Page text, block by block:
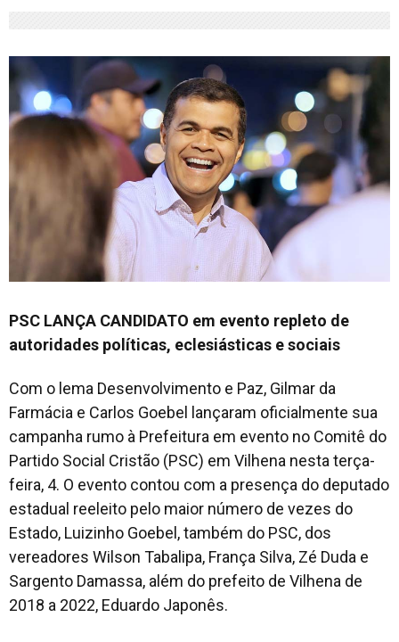
PSC LANÇA CANDIDATO em evento repleto de
autoridades políticas, eclesiásticas e sociais
Com o lema Desenvolvimento e Paz, Gilmar da
Farmácia e Carlos Goebel lançaram oficialmente sua
campanha rumo à Prefeitura em evento no Comitê do
Partido Social Cristão (PSC) em Vilhena nesta terça-
feira, 4. O evento contou com a presença do deputado
estadual reeleito pelo maior número de vezes do
Estado, Luizinho Goebel, também do PSC, dos
vereadores Wilson Tabalipa, França Silva, Zé Duda e
Sargento Damassa, além do prefeito de Vilhena de
2018 a 2022, Eduardo Japonês.